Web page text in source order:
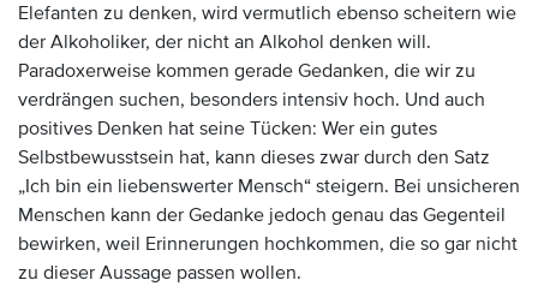
Elefanten zu denken, wird vermutlich ebenso scheitern wie
der Alkoholiker, der nicht an Alkohol denken will.
Paradoxerweise kommen gerade Gedanken, die wir zu
verdrängen suchen, besonders intensiv hoch. Und auch
positives Denken hat seine Tücken: Wer ein gutes
Selbstbewusstsein hat, kann dieses zwar durch den Satz
„Ich bin ein liebenswerter Mensch“ steigern. Bei unsicheren
Menschen kann der Gedanke jedoch genau das Gegenteil
bewirken, weil Erinnerungen hochkommen, die so gar nicht
zu dieser Aussage passen wollen.